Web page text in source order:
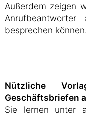
Außerdem zeigen
Anrufbeantworter
besprechen können.
Nützliche
Geschäftsbriefen
Sie lernen unter